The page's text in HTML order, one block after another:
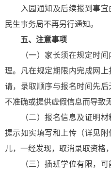
入园通知及后续报到事宜
民生事务局不再另行通知。
五、注意事项
（一）家长须在规定时间
理。凡在规定期限内完成网
请，录取顺序与报名时间先
不准确或提供虚假信息而导致
（二）报名信息及证明材
提示如实填写和上传（详见
儿，一经发现，取消录取资格
（三）插班学位有限，可